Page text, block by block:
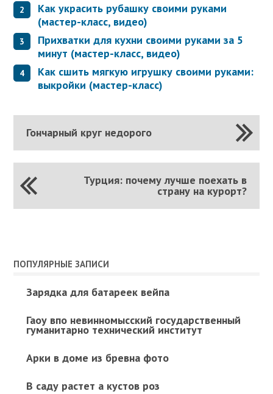
Как украсить рубашку своими руками
(мастер-класс, видео)
Прихватки для кухни своими руками за 5
минут (мастер-класс, видео)
Как сшить мягкую игрушку своими руками:
выкройки (мастер-класс)
Гончарный круг недорого
Турция: почему лучше поехать в
страну на курорт?
ПОПУЛЯРНЫЕ ЗАПИСИ
Зарядка для батареек вейпа
Гаоу впо невинномысский государственный
гуманитарно технический институт
Арки в доме из бревна фото
В саду растет а кустов роз